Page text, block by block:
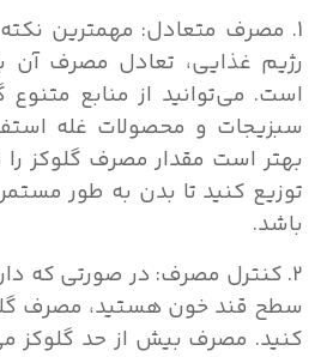
1. مصرف متعادل: مهمترین
رژیم غذایی، تعادل مصرف آن
است. می‌توانید از منابع متنوع
سبزیجات و محصولات غله
بهتر است مقدار مصرف گلوکز
توزیع کنید تا بدن به طور
باشد.
2. کنترل مصرف: در صورتی که
سطح قند خون هستید، مصرف
کنید. مصرف بیش از حد گلوکز